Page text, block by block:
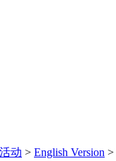
动 > English Version >